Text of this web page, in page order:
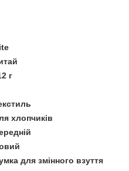
г
хлопчиків
для змінного взуття